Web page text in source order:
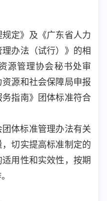
定》及《广东省人力
办法（试行）》的相
源管理协会秘书处审
源和社会保障局申报
指南》团体标准符合
体标准管理办法有关
切实提高标准制定的
用性和实效性，按期